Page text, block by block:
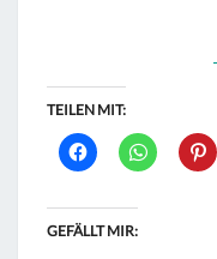
TEILEN MIT:
GEFÄLLT MIR: